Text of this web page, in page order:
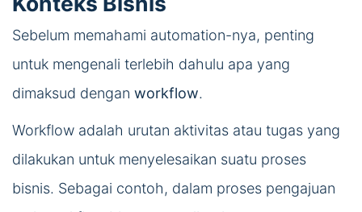
Sebelum memahami automation-nya, penting
untuk mengenali terlebih dahulu apa yang
dimaksud dengan workflow.
Workflow adalah urutan aktivitas atau tugas yang
dilakukan untuk menyelesaikan suatu proses
bisnis. Sebagai contoh, dalam proses pengajuan